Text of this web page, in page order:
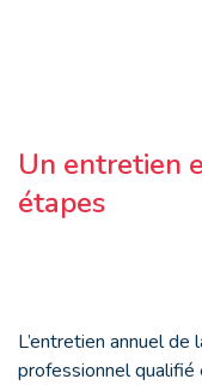
Un entretien
étapes
L’entretien annuel
professionnel qualifié